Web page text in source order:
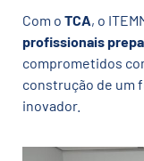
Com o TCA, o
profissionais
comprometidos
construção de um
inovador.